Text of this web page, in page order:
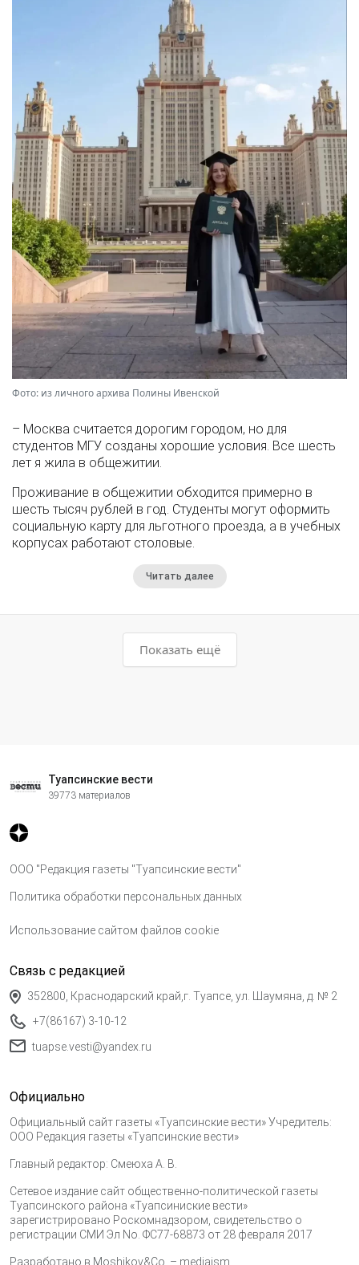
Фото: из личного архива Полины Ивенской
– Москва считается дорогим городом, но для
студентов МГУ созданы хорошие условия. Все шесть
лет я жила в общежитии.
Проживание в общежитии обходится примерно в
шесть тысяч рублей в год. Студенты могут оформить
социальную карту для льготного проезда, а в учебных
корпусах работают столовые.
Читать далее
Показать ещё
Туапсинские вести
39773 материалов
ООО "Редакция газеты "Туапсинские вести"
Политика обработки персональных данных
Использование сайтом файлов cookie
Связь с редакцией
352800, Краснодарский край,г. Туапсе, ул. Шаумяна, д. № 2
+7(86167) 3-10-12
tuapse.vesti@yandex.ru
Официально
Официальный сайт газеты «Туапсинские вести» Учредитель:
ООО Редакция газеты «Туапсинские вести»
Главный редактор: Смеюха А. В.
Сетевое издание сайт общественно-политической газеты
Туапсинского района «Туапсиниские вести»
зарегистрировано Роскомнадзором, свидетельство о
регистрации СМИ Эл No. ФС77-68873 от 28 февраля 2017
Разработано в Moshikov&Co. – mediaism